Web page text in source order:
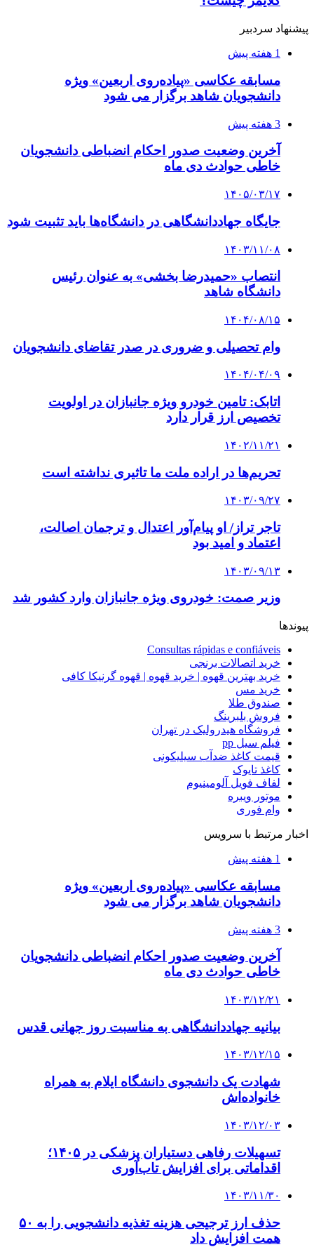
پیشنهاد سردبیر
1 هفته پیش
مسابقه عکاسی «پیاده‌روی اربعین» ویژه
دانشجویان شاهد برگزار می شود
3 هفته پیش
آخرین وضعیت صدور احکام انضباطی دانشجویان
خاطی حوادث دی ماه
۱۴۰۵/۰۳/۱۷
جایگاه جهاددانشگاهی در دانشگاه‌ها باید تثبیت شود
۱۴۰۳/۱۱/۰۸
انتصاب «حمیدرضا بخشی» به عنوان رئیس
دانشگاه شاهد
۱۴۰۴/۰۸/۱۵
وام تحصیلی و ضروری در صدر تقاضای دانشجویان
۱۴۰۴/۰۴/۰۹
اتابک: تامین خودرو ویژه جانبازان در اولویت
تخصیص ارز قرار دارد
۱۴۰۲/۱۱/۲۱
تحریم‌ها در اراده ملت ما تاثیری نداشته است
۱۴۰۳/۰۹/۲۷
تاجر تراز/ او پیام‌آور اعتدال و ترجمان اصالت،
اعتماد و امید بود
۱۴۰۳/۰۹/۱۳
وزیر صمت: خودروی ویژه جانبازان وارد کشور شد
پیوندها
Consultas rápidas e confiáveis
خرید اتصالات برنجی
خرید بهترین قهوه | خرید قهوه | قهوه گرنیکا کافی
خرید مس
صندوق طلا
فروش بلبرینگ
فروشگاه هیدرولیک در تهران
فیلم سیل pp
قیمت کاغذ ضدآب سیلیکونی
کاغذ تایوک
لفاف فویل آلومینیوم
موتور ویبره
وام فوری
اخبار مرتبط با سرویس
1 هفته پیش
مسابقه عکاسی «پیاده‌روی اربعین» ویژه
دانشجویان شاهد برگزار می شود
3 هفته پیش
آخرین وضعیت صدور احکام انضباطی دانشجویان
خاطی حوادث دی ماه
۱۴۰۳/۱۲/۲۱
بیانیه جهاددانشگاهی به مناسبت روز جهانی قدس
۱۴۰۳/۱۲/۱۵
شهادت یک دانشجوی دانشگاه ایلام به همراه
خانواده‌اش
۱۴۰۳/۱۲/۰۳
تسهیلات رفاهی دستیاران پزشکی در ۱۴۰۵؛
اقداماتی برای افزایش تاب‌آوری
۱۴۰۳/۱۱/۳۰
حذف ارز ترجیحی هزینه تغذیه دانشجویی را به ۵۰
همت افزایش داد